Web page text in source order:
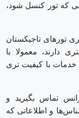
که تور کنسل شود،
تورهای تاجیکستان
دارند، معمولا با
خدمات با کیفیت تری
تماس بگیرید و
و اطلاعاتی که